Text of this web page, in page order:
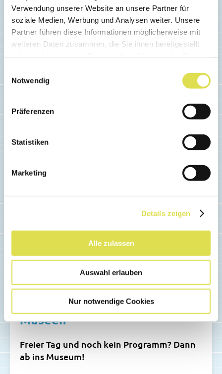
Verwendung unserer Website an unsere Partner für
soziale Medien, Werbung und Analysen weiter. Unsere
Partner führen diese Informationen möglicherweise mit
weiteren Daten zusammen, die Sie ihnen bereitgestellt
Notwendig
Präferenzen
Statistiken
Marketing
Details zeigen
Alle zulassen
Auswahl erlauben
Nur notwendige Cookies
wissenschaftlichem Thema? EXPLORiT in
Yverdon-les-Bains bietet Aktivitäten für
Kinder und Familien rund um Natur, Technik
und Forschung, darunter zwei interaktive
Schulferien.
Museen
Freier Tag und noch kein Programm? Dann
ab ins Museum!